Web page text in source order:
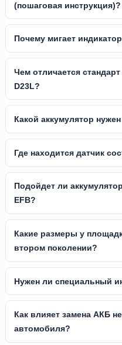
(пошаговая инструкция)?
Почему мигает
Чем отличается
D23L?
Какой аккумулятор
Где находится датчик
Подойдет ли
EFB?
Какие размеры у
втором поколении?
Нужен ли специальный
Как влияет замена АКБ
автомобиля?